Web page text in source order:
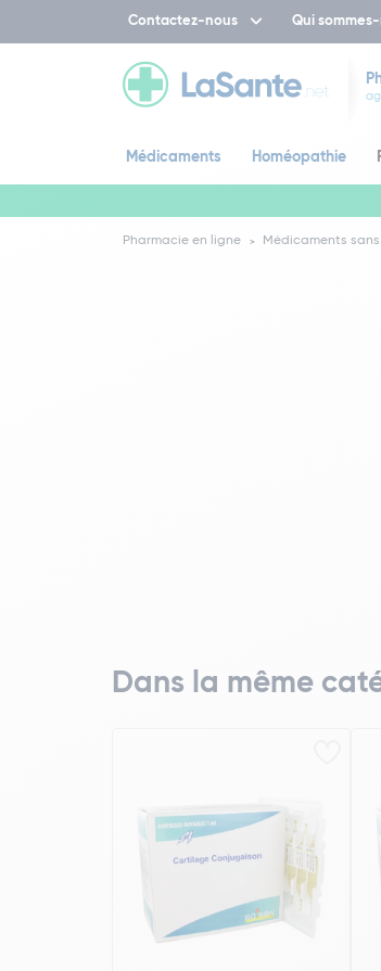
Contactez-nous Qui
Médicaments Homéopathie
Pharmacie en ligne Médicaments
Dans la même